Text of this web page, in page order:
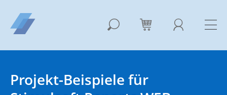
Projekt-Beispiele für